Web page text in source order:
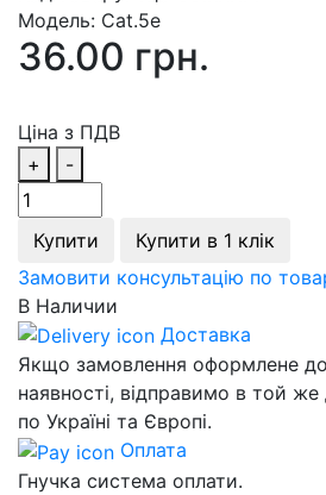
Модель: Cat.5e
36.00 грн.
Ціна з ПДВ
+
-
Купити
Купити в 1 клік
Замовити консультацію по
В Наличии
Доставка
Якщо замовлення оформлене
наявності, відправимо в той
по Україні та Європі.
Оплата
Гнучка система оплати.